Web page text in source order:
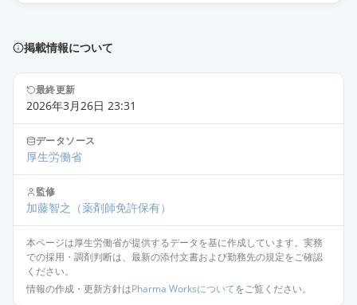
掲載情報について
最終更新
2026年3月26日 23:31
データソース
厚生労働省
監修
加藤智之 （薬剤師免許保有）
本ページは厚生労働省が提供するデータを基に作成しています。実務
での採用・調剤判断は、最新の添付文書および勤務先の規定をご確認
ください。
情報の作成・更新方針はPharma Worksについてをご覧ください。